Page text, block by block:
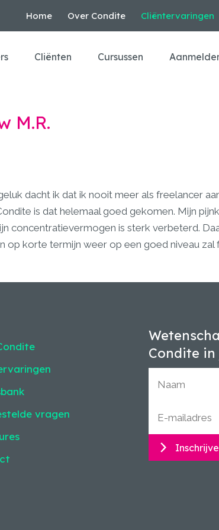
Home Over Condite Cliëntervaringen
Cliënten Cursussen
M.R.
dacht ik dat ik nooit meer als freelancer
is dat helemaal goed gekomen. Mijn
concentratievermogen is sterk verbeterd.
op korte termijn weer op een goed niveau zal
vragen
Condite in